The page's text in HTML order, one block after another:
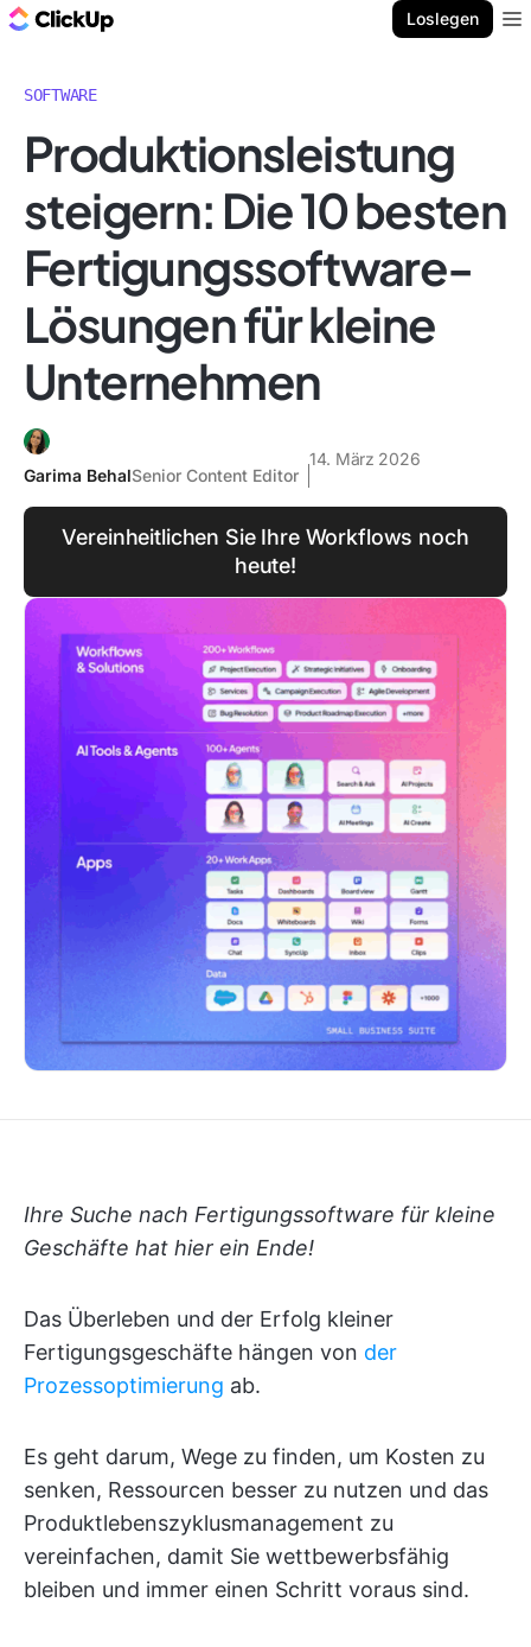
Loslegen
SOFTWARE
Produktionsleistung
steigern: Die 10 besten
Fertigungssoftware-
Lösungen für kleine
Unternehmen
Garima BehalSenior Content Editor
14. März 2026
Vereinheitlichen Sie Ihre Workflows noch
heute!
Ihre Suche nach Fertigungssoftware für kleine
Geschäfte hat hier ein Ende!
Das Überleben und der Erfolg kleiner
Fertigungsgeschäfte hängen von der
Prozessoptimierung ab.
Es geht darum, Wege zu finden, um Kosten zu
senken, Ressourcen besser zu nutzen und das
Produktlebenszyklusmanagement zu
vereinfachen, damit Sie wettbewerbsfähig
bleiben und immer einen Schritt voraus sind.